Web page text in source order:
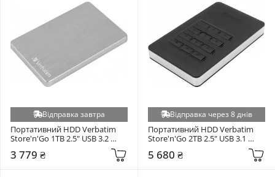
Відправка завтра
Портативний HDD Verbatim
Store'n'Go 1TB 2.5" USB 3.2
3 779 ₴
Відправка через 8 днів
Портативний HDD Verbatim
Store'n'Go 2TB 2.5" USB 3.1
5 680 ₴